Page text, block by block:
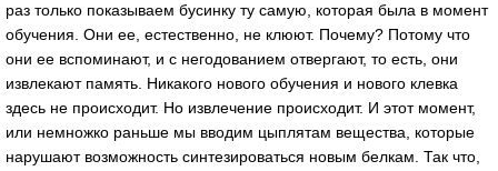
раз только показываем бусинку ту самую, которая была в момент
обучения. Они ее, естественно, не клюют. Почему? Потому что
они ее вспоминают, и с негодованием отвергают, то есть, они
извлекают память. Никакого нового обучения и нового клевка
здесь не происходит. Но извлечение происходит. И этот момент,
или немножко раньше мы вводим цыплятам вещества, которые
нарушают возможность синтезироваться новым белкам. Так что,